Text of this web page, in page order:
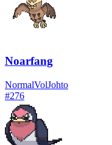
Noarfang
NormalVolJohto
#276